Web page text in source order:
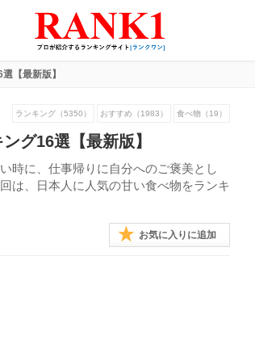
【最新版】
ランキング（5350） おすすめ（1983） 食べ物（19）
グ16選【最新版】
時に、仕事帰りに自分へのご褒美とし
は、日本人に人気の甘い食べ物をランキ
お気に入りに追加